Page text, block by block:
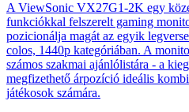
A ViewSonic VX27G1-2K egy
funkciókkal felszerelt gaming
pozicionálja magát az egyik
colos, 1440p kategóriában. A
számos szakmai ajánlólistára - a
megfizethető árpozíció ideális
játékosok számára.